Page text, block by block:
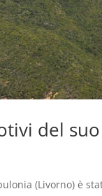
del suo
(Livorno) è